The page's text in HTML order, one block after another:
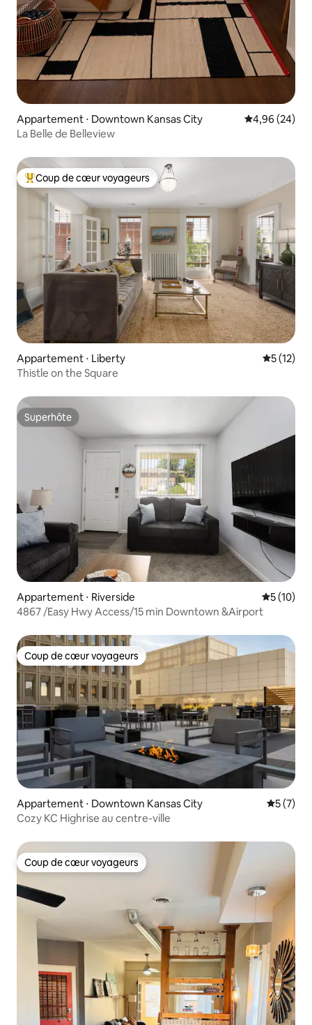
Appartement ⋅ Downtown Kansas City Évaluation
4,96 (24)
La Belle de Belleview
Coups de cœur voyageurs les plus appréciés
Coup de cœur voyageurs
Appartement ⋅ Liberty
5 (12)
Thistle on the Square
Superhôte
Superhôte
Appartement ⋅ Riverside
5 (10)
4867 /Easy Hwy Access/15 min Downtown &Airport
Coup de cœur voyageurs
Coup de cœur voyageurs
Appartement ⋅ Downtown Kansas City
5 (7)
Cozy KC Highrise au centre-ville
Coup de cœur voyageurs
Coup de cœur voyageurs